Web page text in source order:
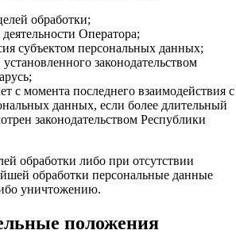
обработки;
Оператора;
субъектом персональных данных;
законодательством
с момента последнего взаимодействия с
данных, если более длительный
законодательством Республики
обработки либо при отсутствии
обработки персональные данные
уничтожению.
положения